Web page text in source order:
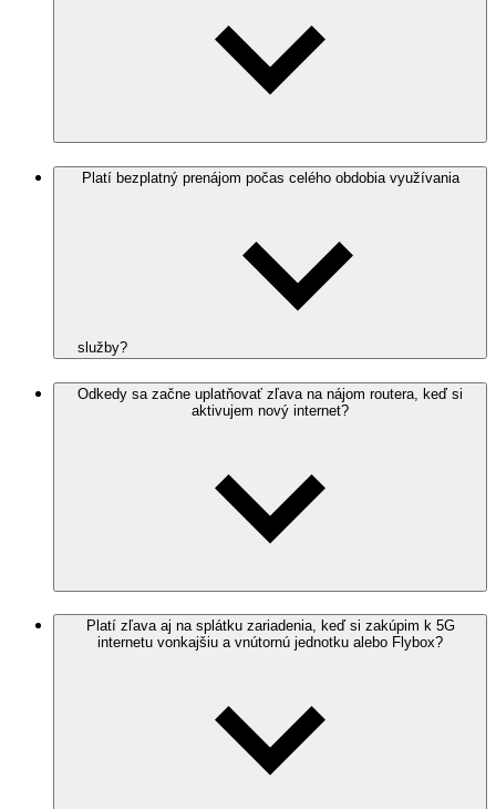
Platí bezplatný prenájom počas celého obdobia využívania
služby?
Odkedy sa začne uplatňovať zľava na nájom routera, keď si
aktivujem nový internet?
Platí zľava aj na splátku zariadenia, keď si zakúpim k 5G
internetu vonkajšiu a vnútornú jednotku alebo Flybox?